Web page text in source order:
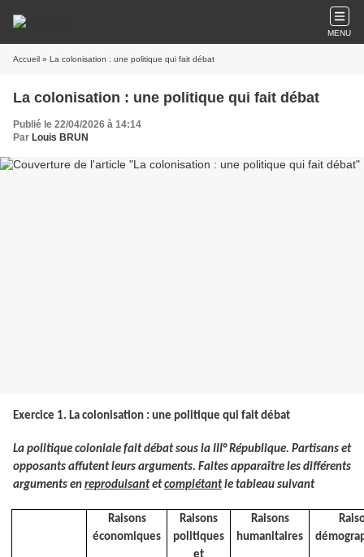
MENU
Accueil » La colonisation : une politique qui fait débat
La colonisation : une politique qui fait débat
Publié le 22/04/2026 à 14:14
Par Louis BRUN
Exercice 1. La colonisation : une politique qui fait débat
La politique coloniale fait débat sous la III° République. Partisans et
opposants affutent leurs arguments. Faites apparaître les différents
arguments en reproduisantetcomplétantle tableau suivant
Raisons
économiques
Raisons
politiques
Raisons
humanitaires